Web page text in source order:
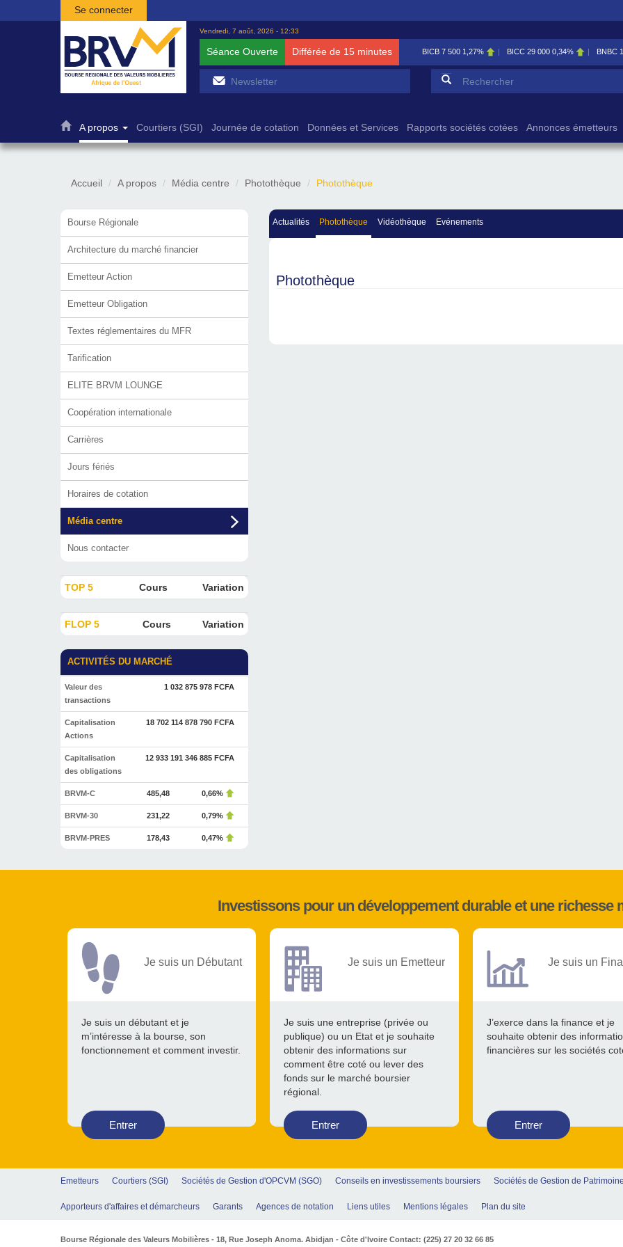
Aller au contenu principal
Se connecter
Vendredi, 7 août, 2026 - 12:33
Séance Ouverte Différée de 15 minutes BICB 7 500 1,27% BICC 29 000 0,34% BNBC
Formulaire de
A propos Courtiers (SGI) Journée de cotation Données et Services Rapports sociétés cotées Annonces émetteurs
Accueil A propos Média centre Photothèque Photothèque
Bourse Régionale
Architecture du marché financier
Emetteur Action
Emetteur Obligation
Textes réglementaires du MFR
Tarification
ELITE BRVM LOUNGE
Coopération internationale
Carrières
Jours fériés
Horaires de cotation
Média centre
Nous contacter
TOP 5 Cours Variation
FLOP 5 Cours Variation
ACTIVITÉS DU MARCHÉ
Valeur des
transactions
1 032 875 978 FCFA
Capitalisation
Actions
18 702 114 878 790 FCFA
Capitalisation
des obligations
12 933 191 346 885 FCFA
BRVM-C 485,48 0,66%
BRVM-30 231,22 0,79%
BRVM-PRES 178,43 0,47%
Actualités Photothèque Vidéothèque Evénements
Photothèque
Investissons pour un développement durable et une richesse
Je suis un Débutant
Je suis un débutant et je
m’intéresse à la bourse, son
fonctionnement et comment investir.
Entrer
Je suis un Emetteur
Je suis une entreprise (privée ou
publique) ou un Etat et je souhaite
obtenir des informations sur
comment être coté ou lever des
fonds sur le marché boursier
régional.
Entrer
Je suis un
J’exerce dans la finance et je
souhaite obtenir des
financières sur les sociétés
Entrer
Emetteurs Courtiers (SGI) Sociétés de Gestion d'OPCVM (SGO) Conseils en investissements boursiers Sociétés de Gestion de Patrimoine
Apporteurs d'affaires et démarcheurs Garants Agences de notation Liens utiles Mentions légales Plan du site
Bourse Régionale des Valeurs Mobilières - 18, Rue Joseph Anoma. Abidjan - Côte d'Ivoire Contact: (225) 27 20 32 66 85